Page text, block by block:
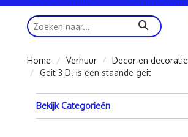
zoeken
Home
Verhuur
Decor en decoratie
Geit 3 D. is een staande geit
Bekijk Categorieën